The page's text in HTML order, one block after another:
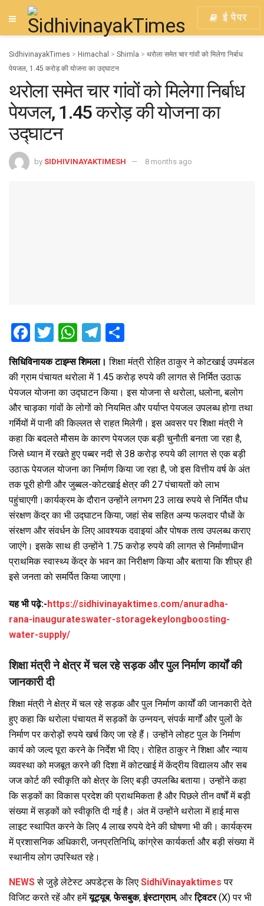
ई पेपर
SidhivinayakTimes > Himachal > Shimla > थरोला समेत चार गांवों को मिलेगा निर्बाध
पेयजल, 1.45 करोड़ की योजना का उद्घाटन
थरोला समेत चार गांवों को मिलेगा निर्बाध
पेयजल, 1.45 करोड़ की योजना का
उद्घाटन
by SIDHIVINAYAKTIMESH 8 months ago
F
a
ce
b
o
o
k
T
tt
er
W
h
at
s
A
p
p
T
el
e
gr
a
m
h
ar
e
सिधिविनायक टाइम्स शिमला।शिक्षा मंत्री रोहित ठाकुर ने कोटखाई उपमंडल
की ग्राम पंचायत थरोला में 1.45 करोड़ रुपये की लागत से निर्मित उठाऊ
पेयजल योजना का उद्घाटन किया। इस योजना से थरोला, धलोना, बलोग
और चाड़का गांवों के लोगों को नियमित और पर्याप्त पेयजल उपलब्ध होगा तथा
गर्मियों में पानी की किल्लत से राहत मिलेगी। इस अवसर पर शिक्षा मंत्री ने
कहा कि बदलते मौसम के कारण पेयजल एक बड़ी चुनौती बनता जा रहा है,
जिसे ध्यान में रखते हुए पब्बर नदी से 38 करोड़ रुपये की लागत से एक बड़ी
उठाऊ पेयजल योजना का निर्माण किया जा रहा है, जो इस वित्तीय वर्ष के अंत
तक पूरी होगी और जुब्बल-कोटखाई क्षेत्र की 27 पंचायतों को लाभ
पहुंचाएगी।कार्यक्रम के दौरान उन्होंने लगभग 23 लाख रुपये से निर्मित पौध
संरक्षण केंद्र का भी उद्घाटन किया, जहां सेब सहित अन्य फलदार पौधों के
संरक्षण और संवर्धन के लिए आवश्यक दवाइयां और पोषक तत्व उपलब्ध कराए
जाएंगे। इसके साथ ही उन्होंने 1.75 करोड़ रुपये की लागत से निर्माणाधीन
प्राथमिक स्वास्थ्य केंद्र के भवन का निरीक्षण किया और बताया कि शीघ्र ही
इसे जनता को समर्पित किया जाएगा।
यह भी पढ़े:-https://sidhivinayaktimes.com/anuradha-
rana-inaugurateswater-storagekeylongboosting-
water-supply/
शिक्षा मंत्री ने क्षेत्र में चल रहे सड़क और पुल निर्माण कार्यों की
जानकारी दी
शिक्षा मंत्री ने क्षेत्र में चल रहे सड़क और पुल निर्माण कार्यों की जानकारी देते
हुए कहा कि थरोला पंचायत में सड़कों के उन्नयन, संपर्क मार्गों और पुलों के
निर्माण पर करोड़ों रुपये खर्च किए जा रहे हैं। उन्होंने लोहट पुल के निर्माण
कार्य को जल्द पूरा करने के निर्देश भी दिए। रोहित ठाकुर ने शिक्षा और न्याय
व्यवस्था को मजबूत करने की दिशा में कोटखाई में केंद्रीय विद्यालय और सब
जज कोर्ट की स्वीकृति को क्षेत्र के लिए बड़ी उपलब्धि बताया। उन्होंने कहा
कि सड़कों का विकास प्रदेश की प्राथमिकता है और पिछले तीन वर्षों में बड़ी
संख्या में सड़कों को स्वीकृति दी गई है। अंत में उन्होंने थरोला में हाई मास
लाइट स्थापित करने के लिए 4 लाख रुपये देने की घोषणा भी की। कार्यक्रम
में प्रशासनिक अधिकारी, जनप्रतिनिधि, कांग्रेस कार्यकर्ता और बड़ी संख्या में
स्थानीय लोग उपस्थित रहे।
NEWSसे जुड़े लेटेस्ट अपडेट्स के लिए SidhiVinayaktimes पर
विजिट करते रहें और हमेंयूट्यूब,फेसबुक,इंस्टाग्राम, औरट्विटर(X) पर भी